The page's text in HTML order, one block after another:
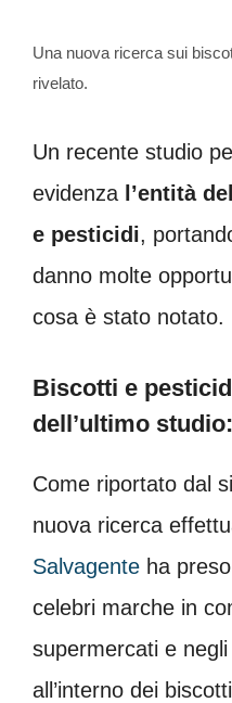
Una nuova ricerca sui
rivelato.
Un recente studio
evidenza l’entità
e pesticidi,
danno molte
cosa è stato notato.
Biscotti e
dell’ultimo
Come riportato dal
nuova ricerca
Salvagente ha
celebri marche in
supermercati e
all’interno dei